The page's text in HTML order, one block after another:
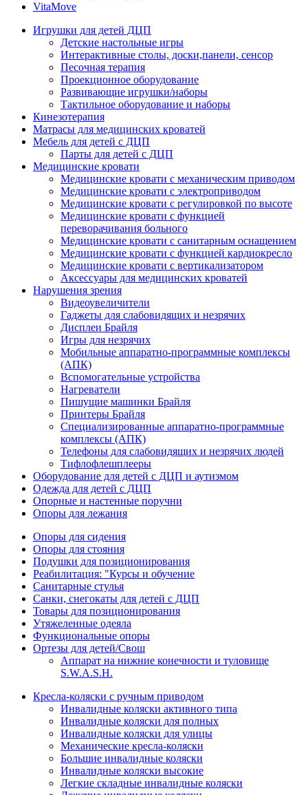
VitaMove
Игрушки для детей ДЦП
Детские настольные игры
Интерактивные столы, доски,панели, сенсор
Песочная терапия
Проекционное оборудование
Развивающие игрушки/наборы
Тактильное оборудование и наборы
Кинезотерапия
Матрасы для медицинских кроватей
Мебель для детей с ДЦП
Парты для детей с ДЦП
Медицинские кровати
Медицинские кровати с механическим приводом
Медицинские кровати с электроприводом
Медицинские кровати с регулировкой по высоте
Медицинские кровати с функцией
переворачивания больного
Медицинские кровати с санитарным оснащением
Медицинские кровати с функцией кардиокресло
Медицинские кровати с вертикализатором
Аксессуары для медицинских кроватей
Нарушения зрения
Видеоувеличители
Гаджеты для слабовидящих и незрячих
Дисплеи Брайля
Игры для незрячих
Мобильные аппаратно-программные комплексы
(АПК)
Вспомогательные устройства
Нагреватели
Пишущие машинки Брайля
Принтеры Брайля
Специализированные аппаратно-программные
комплексы (АПК)
Телефоны для слабовидящих и незрячих людей
Тифлофлешплееры
Оборудование для детей с ДЦП и аутизмом
Одежда для детей с ДЦП
Опорные и настенные поручни
Опоры для лежания
Опоры для сидения
Опоры для стояния
Подушки для позиционирования
Реабилитация: "Курсы и обучение
Санитарные стулья
Санки, снегокаты для детей с ДЦП
Товары для позиционирования
Утяжеленные одеяла
Функциональные опоры
Ортезы для детей/Свош
Аппарат на нижние конечности и туловище
S.W.A.S.H.
Кресла-коляски с ручным приводом
Инвалидные коляски активного типа
Инвалидные коляски для полных
Инвалидные коляски для улицы
Механические кресла-коляски
Большие инвалидные коляски
Инвалидные коляски высокие
Легкие складные инвалидные коляски